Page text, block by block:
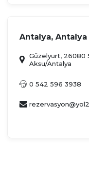
Antalya, Antalya
Güzelyurt, 26080
Aksu/Antalya
0 542 596 3938